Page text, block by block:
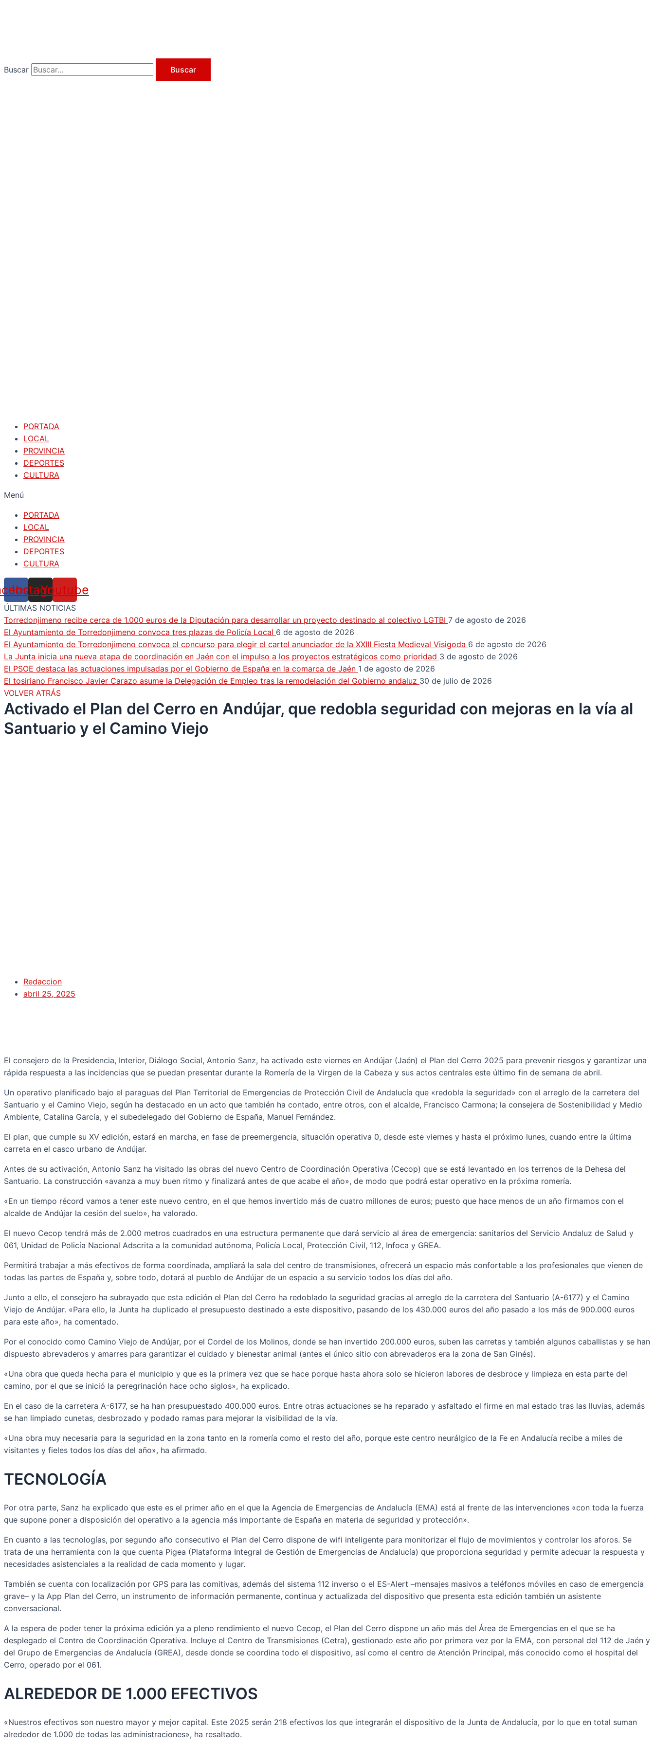
Buscar Buscar
PORTADA
LOCAL
PROVINCIA
DEPORTES
CULTURA
Menú
PORTADA
LOCAL
PROVINCIA
DEPORTES
CULTURA
Instagram
Youtube
ÚLTIMAS NOTICIAS
Torredonjimeno recibe cerca de 1.000 euros de la Diputación para desarrollar un proyecto destinado al colectivo LGTBI 7 de agosto de 2026
El Ayuntamiento de Torredonjimeno convoca tres plazas de Policía Local 6 de agosto de 2026
El Ayuntamiento de Torredonjimeno convoca el concurso para elegir el cartel anunciador de la XXIII Fiesta Medieval Visigoda 6 de agosto de 2026
La Junta inicia una nueva etapa de coordinación en Jaén con el impulso a los proyectos estratégicos como prioridad 3 de agosto de 2026
El PSOE destaca las actuaciones impulsadas por el Gobierno de España en la comarca de Jaén 1 de agosto de 2026
El tosiriano Francisco Javier Carazo asume la Delegación de Empleo tras la remodelación del Gobierno andaluz 30 de julio de 2026
VOLVER ATRÁS
Activado el Plan del Cerro en Andújar, que redobla seguridad con mejoras en la vía al
Santuario y el Camino Viejo
Redaccion
abril 25, 2025
El consejero de la Presidencia, Interior, Diálogo Social, Antonio Sanz, ha activado este viernes en Andújar (Jaén) el Plan del Cerro 2025 para prevenir riesgos y garantizar una
rápida respuesta a las incidencias que se puedan presentar durante la Romería de la Virgen de la Cabeza y sus actos centrales este último fin de semana de abril.
Un operativo planificado bajo el paraguas del Plan Territorial de Emergencias de Protección Civil de Andalucía que «redobla la seguridad» con el arreglo de la carretera del
Santuario y el Camino Viejo, según ha destacado en un acto que también ha contado, entre otros, con el alcalde, Francisco Carmona; la consejera de Sostenibilidad y Medio
Ambiente, Catalina García, y el subedelegado del Gobierno de España, Manuel Fernández.
El plan, que cumple su XV edición, estará en marcha, en fase de preemergencia, situación operativa 0, desde este viernes y hasta el próximo lunes, cuando entre la última
carreta en el casco urbano de Andújar.
Antes de su activación, Antonio Sanz ha visitado las obras del nuevo Centro de Coordinación Operativa (Cecop) que se está levantado en los terrenos de la Dehesa del
Santuario. La construcción «avanza a muy buen ritmo y finalizará antes de que acabe el año», de modo que podrá estar operativo en la próxima romería.
«En un tiempo récord vamos a tener este nuevo centro, en el que hemos invertido más de cuatro millones de euros; puesto que hace menos de un año firmamos con el
alcalde de Andújar la cesión del suelo», ha valorado.
El nuevo Cecop tendrá más de 2.000 metros cuadrados en una estructura permanente que dará servicio al área de emergencia: sanitarios del Servicio Andaluz de Salud y
061, Unidad de Policía Nacional Adscrita a la comunidad autónoma, Policía Local, Protección Civil, 112, Infoca y GREA.
Permitirá trabajar a más efectivos de forma coordinada, ampliará la sala del centro de transmisiones, ofrecerá un espacio más confortable a los profesionales que vienen de
todas las partes de España y, sobre todo, dotará al pueblo de Andújar de un espacio a su servicio todos los días del año.
Junto a ello, el consejero ha subrayado que esta edición el Plan del Cerro ha redoblado la seguridad gracias al arreglo de la carretera del Santuario (A-6177) y el Camino
Viejo de Andújar. «Para ello, la Junta ha duplicado el presupuesto destinado a este dispositivo, pasando de los 430.000 euros del año pasado a los más de 900.000 euros
para este año», ha comentado.
Por el conocido como Camino Viejo de Andújar, por el Cordel de los Molinos, donde se han invertido 200.000 euros, suben las carretas y también algunos caballistas y se han
dispuesto abrevaderos y amarres para garantizar el cuidado y bienestar animal (antes el único sitio con abrevaderos era la zona de San Ginés).
«Una obra que queda hecha para el municipio y que es la primera vez que se hace porque hasta ahora solo se hicieron labores de desbroce y limpieza en esta parte del
camino, por el que se inició la peregrinación hace ocho siglos», ha explicado.
En el caso de la carretera A-6177, se ha han presupuestado 400.000 euros. Entre otras actuaciones se ha reparado y asfaltado el firme en mal estado tras las lluvias, además
se han limpiado cunetas, desbrozado y podado ramas para mejorar la visibilidad de la vía.
«Una obra muy necesaria para la seguridad en la zona tanto en la romería como el resto del año, porque este centro neurálgico de la Fe en Andalucía recibe a miles de
visitantes y fieles todos los días del año», ha afirmado.
TECNOLOGÍA
Por otra parte, Sanz ha explicado que este es el primer año en el que la Agencia de Emergencias de Andalucía (EMA) está al frente de las intervenciones «con toda la fuerza
que supone poner a disposición del operativo a la agencia más importante de España en materia de seguridad y protección».
En cuanto a las tecnologías, por segundo año consecutivo el Plan del Cerro dispone de wifi inteligente para monitorizar el flujo de movimientos y controlar los aforos. Se
trata de una herramienta con la que cuenta Pigea (Plataforma Integral de Gestión de Emergencias de Andalucía) que proporciona seguridad y permite adecuar la respuesta y
necesidades asistenciales a la realidad de cada momento y lugar.
También se cuenta con localización por GPS para las comitivas, además del sistema 112 inverso o el ES-Alert –mensajes masivos a teléfonos móviles en caso de emergencia
grave– y la App Plan del Cerro, un instrumento de información permanente, continua y actualizada del dispositivo que presenta esta edición también un asistente
conversacional.
A la espera de poder tener la próxima edición ya a pleno rendimiento el nuevo Cecop, el Plan del Cerro dispone un año más del Área de Emergencias en el que se ha
desplegado el Centro de Coordinación Operativa. Incluye el Centro de Transmisiones (Cetra), gestionado este año por primera vez por la EMA, con personal del 112 de Jaén y
del Grupo de Emergencias de Andalucía (GREA), desde donde se coordina todo el dispositivo, así como el centro de Atención Principal, más conocido como el hospital del
Cerro, operado por el 061.
ALREDEDOR DE 1.000 EFECTIVOS
«Nuestros efectivos son nuestro mayor y mejor capital. Este 2025 serán 218 efectivos los que integrarán el dispositivo de la Junta de Andalucía, por lo que en total suman
alrededor de 1.000 de todas las administraciones», ha resaltado.